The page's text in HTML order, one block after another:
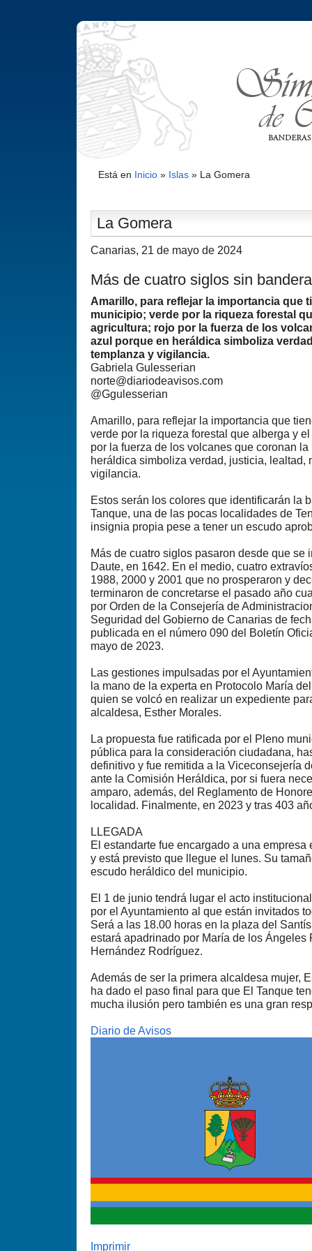
Está en Inicio» Islas» La Gomera
La Gomera
Canarias, 21 de mayo de 2024
Más de cuatro siglos sin bandera
Amarillo, para reflejar la importancia que
municipio; verde por la riqueza forestal
agricultura; rojo por la fuerza de los
azul porque en heráldica simboliza
templanza y vigilancia.
Gabriela Gulesserian
norte@diariodeavisos.com
@Ggulesserian
Amarillo, para reflejar la importancia que
verde por la riqueza forestal que alberga y
por la fuerza de los volcanes que coronan
heráldica simboliza verdad, justicia, lealtad,
vigilancia.
Estos serán los colores que identificarán la
Tanque, una de las pocas localidades de
insignia propia pese a tener un escudo
Más de cuatro siglos pasaron desde que se
Daute, en 1642. En el medio, cuatro
1988, 2000 y 2001 que no prosperaron y
terminaron de concretarse el pasado año
por Orden de la Consejería de
Seguridad del Gobierno de Canarias de
publicada en el número 090 del Boletín
mayo de 2023.
Las gestiones impulsadas por el
la mano de la experta en Protocolo María
quien se volcó en realizar un expediente
alcaldesa, Esther Morales.
La propuesta fue ratificada por el Pleno
pública para la consideración ciudadana,
definitivo y fue remitida a la Viceconsejería
ante la Comisión Heráldica, por si fuera
amparo, además, del Reglamento de
localidad. Finalmente, en 2023 y tras 403
LLEGADA
El estandarte fue encargado a una
y está previsto que llegue el lunes. Su
escudo heráldico del municipio.
El 1 de junio tendrá lugar el acto
por el Ayuntamiento al que están invitados
Será a las 18.00 horas en la plaza del
estará apadrinado por María de los Ángeles
Hernández Rodríguez.
Además de ser la primera alcaldesa mujer,
ha dado el paso final para que El Tanque
mucha ilusión pero también es una gran
Diario de Avisos
Imprimir